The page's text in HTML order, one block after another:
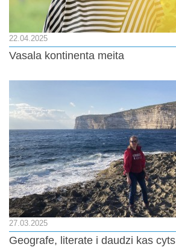
22.04.2025
Vasala kontinenta meita
27.03.2025
Geografe, literate i daudzi kas cyts